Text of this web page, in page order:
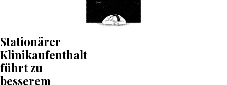
Stationärer
Klinikaufenthalt
führt zu
besserem